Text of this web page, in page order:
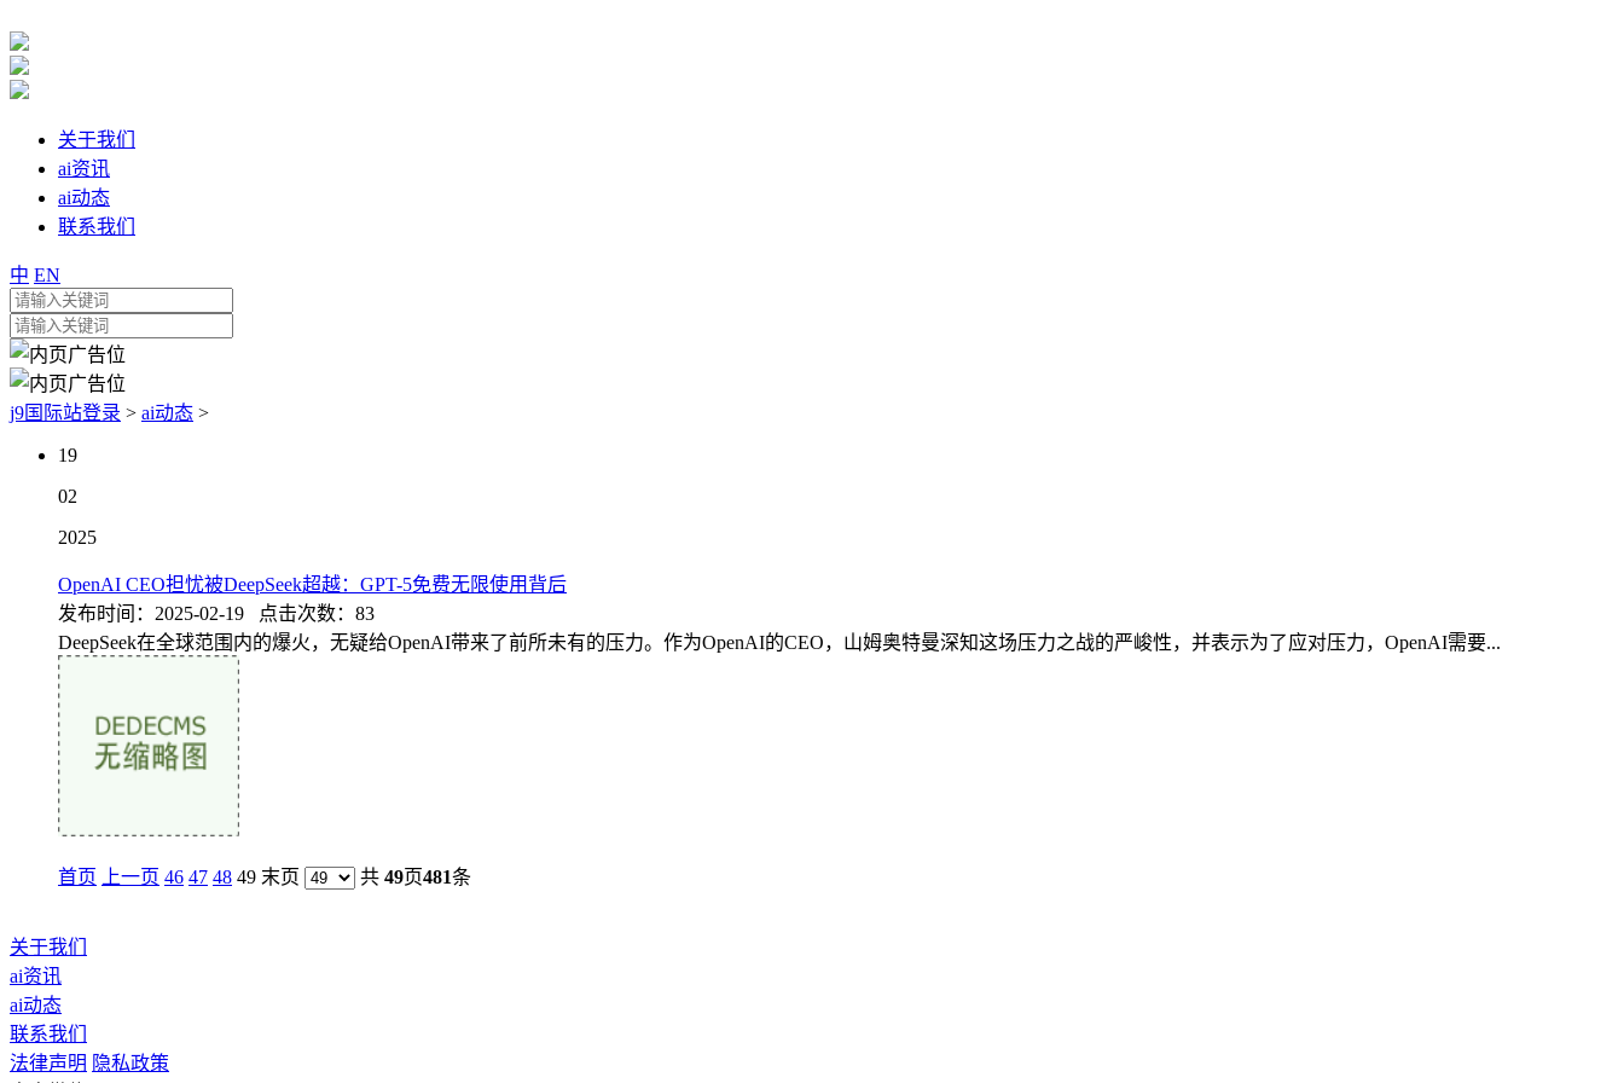
关于我们
ai资讯
ai动态
联系我们
中 EN
j9国际站登录 > ai动态 >
19
02
2025
OpenAI CEO担忧被DeepSeek超越：GPT-5免费无限使用背后
发布时间：2025-02-19 点击次数：83
DeepSeek在全球范围内的爆火，无疑给OpenAI带来了前所未有的压力。作为OpenAI的CEO，山姆奥特曼深知这场压力之战的严峻性，并表示为了应对压力，OpenAI需要...
首页 上一页 46 47 48 49 末页 共 49页481条
关于我们
ai资讯
ai动态
联系我们
法律声明 隐私政策